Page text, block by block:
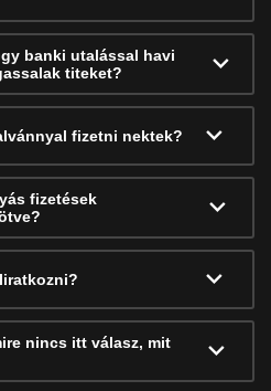
banki utalással havi
titeket?
fizetni nektek?
fizetések
nincs itt válasz, mit